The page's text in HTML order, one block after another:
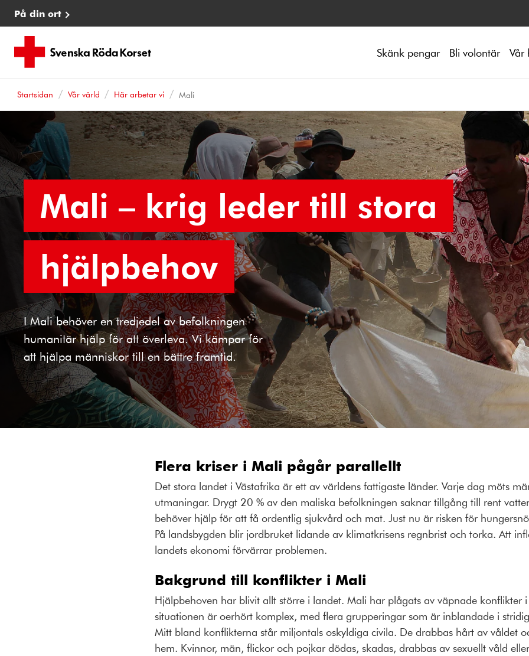
På din ort
Skänk pengar Bli volontär Vår
Startsidan Vår värld Här arbetar vi Mali
Mali – krig leder till stora
hjälpbehov
I Mali behöver en tredjedel av befolkningen
humanitär hjälp för att överleva. Vi kämpar för
att hjälpa människor till en bättre framtid.
Flera kriser i Mali pågår parallellt
Det stora landet i Västafrika är ett av världens fattigaste länder. Varje dag möts
utmaningar. Drygt 20 % av den maliska befolkningen saknar tillgång till rent
behöver hjälp för att få ordentlig sjukvård och mat. Just nu är risken för
På landsbygden blir jordbruket lidande av klimatkrisens regnbrist och torka. Att
landets ekonomi förvärrar problemen.
Bakgrund till konflikter i Mali
Hjälpbehoven har blivit allt större i landet. Mali har plågats av väpnade konflikter
situationen är oerhört komplex, med flera grupperingar som är inblandade i
Mitt bland konflikterna står miljontals oskyldiga civila. De drabbas hårt av våldet
hem. Kvinnor, män, flickor och pojkar dödas, skadas, drabbas av sexuellt våld